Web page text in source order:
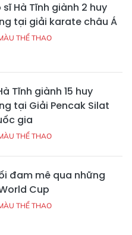
sĩ Hà Tĩnh giành 2 huy
tại giải karate châu Á
THỂ THAO
Tĩnh giành 15 huy
tại Giải Pencak Silat
gia
THỂ THAO
đam mê qua những
Cup
THỂ THAO